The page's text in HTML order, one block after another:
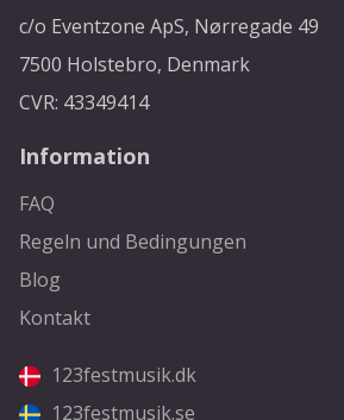
c/o Eventzone ApS, Nørregade 49
7500 Holstebro, Denmark
CVR: 43349414
Information
FAQ
Regeln und Bedingungen
Blog
Kontakt
123festmusik.dk
123festmusik.se